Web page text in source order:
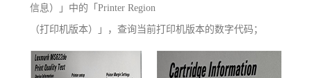
信息）」中的「Printer Region
（打印机版本）」，查询当前打印机版本的数字代码；